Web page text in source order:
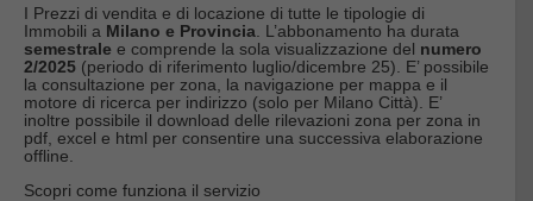
I Prezzi di vendita e di locazione di tutte le tipologie di
Immobili a Milano e Provincia. L’abbonamento ha durata
semestrale e comprende la sola visualizzazione del numero
2/2025 (periodo di riferimento luglio/dicembre 25). E’ possibile
la consultazione per zona, la navigazione per mappa e il
motore di ricerca per indirizzo (solo per Milano Città). E’
inoltre possibile il download delle rilevazioni zona per zona in
pdf, excel e html per consentire una successiva elaborazione
offline.
Scopri come funziona il servizio